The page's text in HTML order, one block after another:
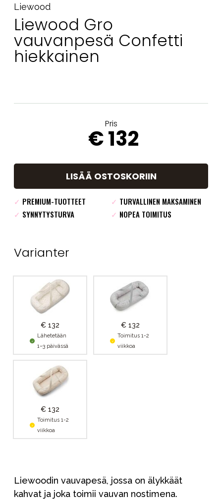
Liewood
Liewood Gro
vauvanpesä Confetti
hiekkainen
Pris
€ 132
LISÄÄ OSTOSKORIIN
✓ PREMIUM-TUOTTEET ✓ TURVALLINEN MAKSAMINEN
✓ SYNNYTYSTURVA ✓ NOPEA TOIMITUS
Varianter
€ 132
Lähetetään
1–3 päivässä
€ 132
Toimitus 1-2
viikkoa
€ 132
Toimitus 1-2
viikkoa
Liewoodin vauvapesä, jossa on älykkäät
kahvat ja joka toimii vauvan nostimena.
Myymälämme